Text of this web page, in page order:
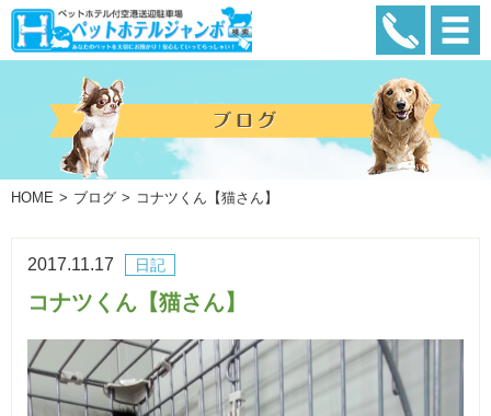
HOME ブログ コナツくん【猫さん】
日記
2017.11.17
コナツくん【猫さん】